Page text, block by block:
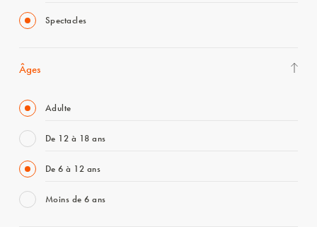
Spectacles
Âges
Adulte
De 12 à 18 ans
De 6 à 12 ans
Moins de 6 ans